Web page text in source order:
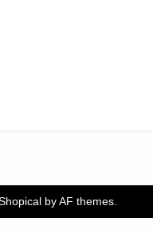
by AF themes.